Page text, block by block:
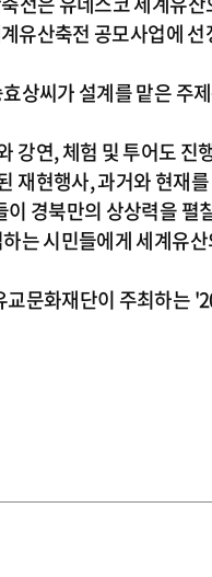
유산축전 공모사업에 선
상씨가 설계를 맡은
강연, 체험 및 투어도 진
재현행사, 과거와 현재
경북만의 상상력을
는 시민들에게 세계유
문화재단이 주최하는